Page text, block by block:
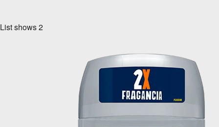
List shows2